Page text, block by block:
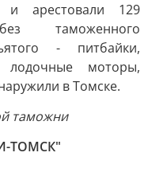
и арестовали 129
таможенного
- питбайки,
лодочные моторы,
в Томске.
таможни
ТОМСК"